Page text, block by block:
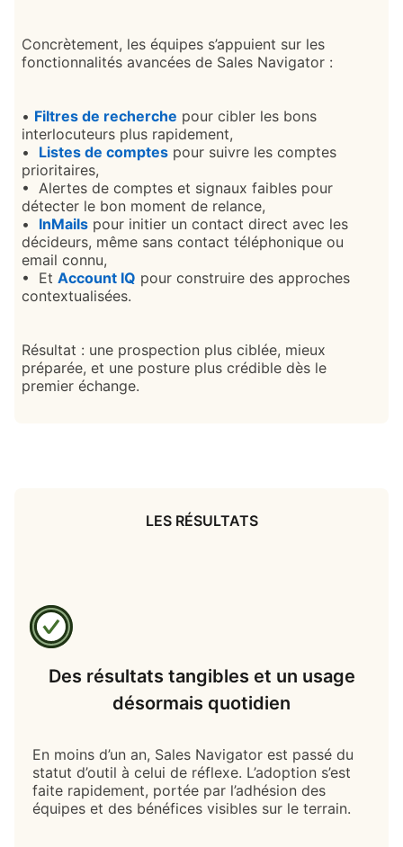
Concrètement, les équipes s’appuient sur les
fonctionnalités avancées de Sales Navigator :
• Filtres de recherche pour cibler les bons
interlocuteurs plus rapidement,
• Listes de comptes pour suivre les comptes
prioritaires,
• Alertes de comptes et signaux faibles pour
détecter le bon moment de relance,
• InMails pour initier un contact direct avec les
décideurs, même sans contact téléphonique ou
email connu,
• Et Account IQ pour construire des approches
contextualisées.
Résultat : une prospection plus ciblée, mieux
préparée, et une posture plus crédible dès le
premier échange.
LES RÉSULTATS
Des résultats tangibles et un usage
désormais quotidien
En moins d’un an, Sales Navigator est passé du
statut d’outil à celui de réflexe. L’adoption s’est
faite rapidement, portée par l’adhésion des
équipes et des bénéfices visibles sur le terrain.